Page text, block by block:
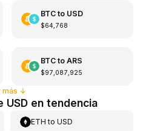
BTCto USD
$64,768
BTCto ARS
$97,087,925
más ↓
USD en tendencia
ETH toUSD